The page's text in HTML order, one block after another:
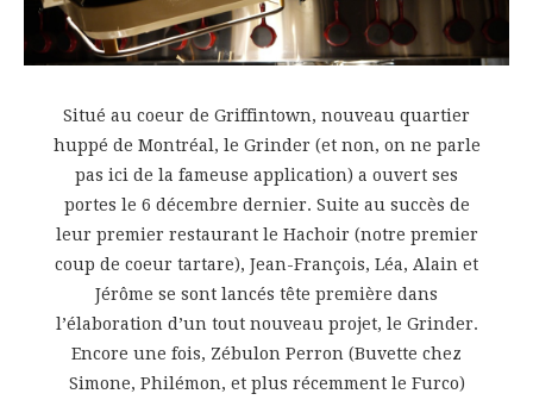
Situé au coeur de Griffintown, nouveau quartier
huppé de Montréal, le Grinder (et non, on ne parle
pas ici de la fameuse application) a ouvert ses
portes le 6 décembre dernier. Suite au succès de
leur premier restaurant le Hachoir (notre premier
coup de coeur tartare), Jean-François, Léa, Alain et
Jérôme se sont lancés tête première dans
l’élaboration d’un tout nouveau projet, le Grinder.
Encore une fois, Zébulon Perron (Buvette chez
Simone, Philémon, et plus récemment le Furco)